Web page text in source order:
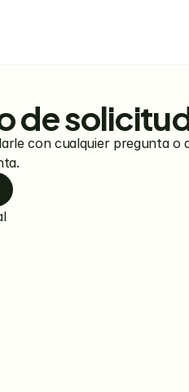
de
con cualquier pregunta